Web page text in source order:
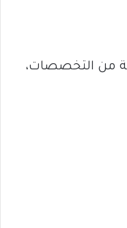
من التخصصات،